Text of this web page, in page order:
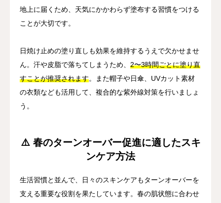
地上に届くため、天気にかかわらず塗布する習慣をつける
ことが大切です。
日焼け止めの塗り直しも効果を維持するうえで欠かせませ
ん。汗や皮脂で落ちてしまうため、 2〜3時間ごとに塗り直
すことが推奨されます。また帽子や日傘、UVカット素材
の衣類なども活用して、複合的な紫外線対策を行いましょ
う。
⚠️ 春のターンオーバー促進に適したスキ
ンケア方法
生活習慣と並んで、日々のスキンケアもターンオーバーを
支える重要な役割を果たしています。春の肌状態に合わせ